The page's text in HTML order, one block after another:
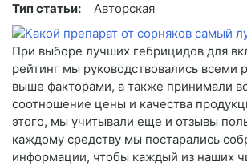
Тип статьи: Авторская
При выборе лучших гебрицидов для
рейтинг мы руководствовались всеми
выше факторами, а также принимали
соотношение цены и качества
этого, мы учитывали еще и отзывы
каждому средству мы постарались
информации, чтобы каждый из наших